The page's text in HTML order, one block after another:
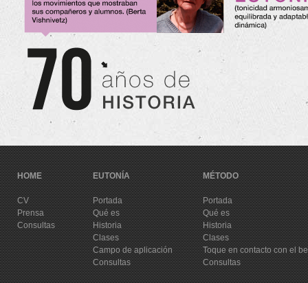
HOME
CV
Prensa
Consultas
EUTONÍA
Portada
Qué es
Historia
Clases
Campo de aplicación
Consultas
MÉTODO
Portada
Qué es
Historia
Clases
Toque en contacto con el
Consultas